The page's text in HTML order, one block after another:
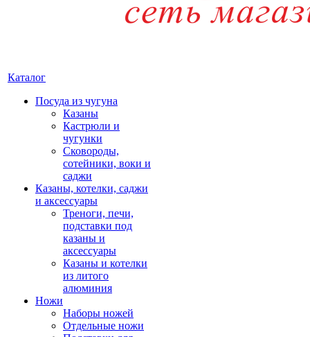
Каталог
Посуда из чугуна
Казаны
Кастрюли и
чугунки
Сковороды,
сотейники, воки и
саджи
Казаны, котелки, саджи
и аксессуары
Треноги, печи,
подставки под
казаны и
аксессуары
Казаны и котелки
из литого
алюминия
Ножи
Наборы ножей
Отдельные ножи